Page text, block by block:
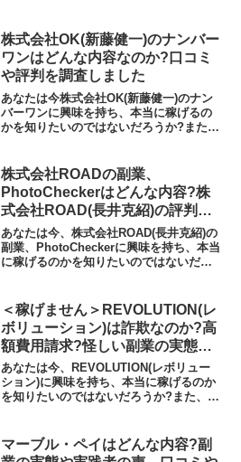
しているのではないだろうか？答えを言
うと、あなたが...
株式会社OK(新藤健一)のナンバー
ワンはどんな内容なのか?口コミ
や評判を調査しました
あなたは今株式会社OK(新藤健一)のナン
バーワンに興味を持ち、本当に稼げるの
かを知りたいのではないだろうか?また、
か？答えを言うと、タップするだけで稼
ぐことは難しいと考え...
株式会社ROADの副業、
PhotoCheckerはどんな内容?株
式会社ROAD(長井克紹)の評判と
は?怪しい副業の実態や実践者の
声、口コミや評判を調査しました
あなたは今、株式会社ROAD(長井克紹)の
副業、PhotoCheckerに興味を持ち、本当
に稼げるのかを知りたいのではないだろ
しているのではないだろうか？答えを
言...
＜稼げません＞REVOLUTION(レ
ボリューション)は詐欺なのか?高
額費用請求?怪しい副業の実態と
実践者の声、口コミを徹底調査
あなたは今、REVOLUTION(レボリュー
ション)に興味を持ち、本当に稼げるのか
を知りたいのではないだろうか?また、
のではないだろうか？答えを言うと、稼
げる...
マーブル・ペイはどんな内容?副